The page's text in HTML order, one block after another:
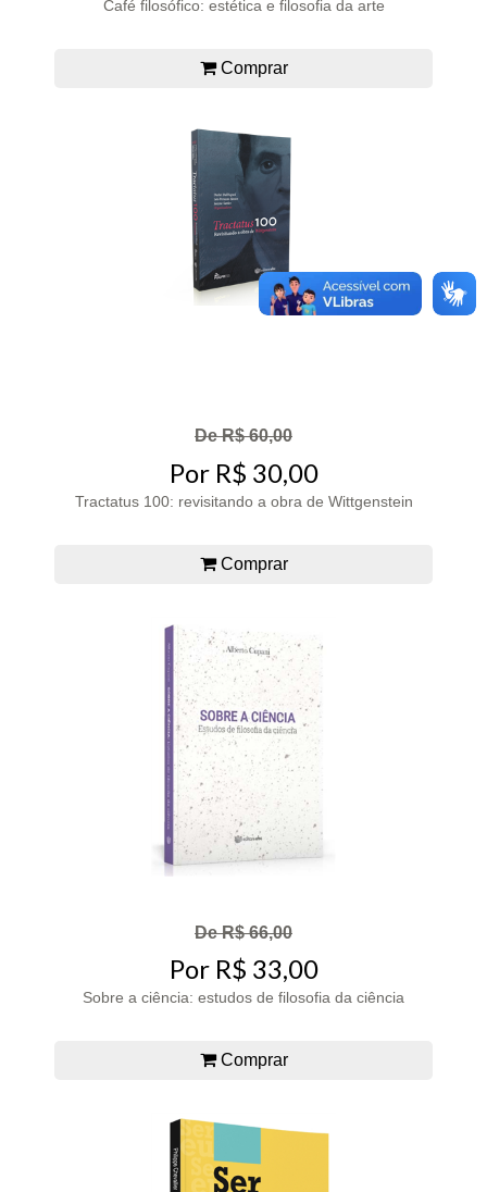
Café filosófico: estética e filosofia da arte
Comprar
De R$ 60,00
Por R$ 30,00
Tractatus 100: revisitando a obra de Wittgenstein
Comprar
De R$ 66,00
Por R$ 33,00
Sobre a ciência: estudos de filosofia da ciência
Comprar